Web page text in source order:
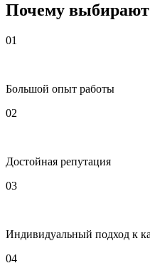
Почему выбирают
01
Большой опыт работы
02
Достойная репутация
03
Индивидуальный подход к
04